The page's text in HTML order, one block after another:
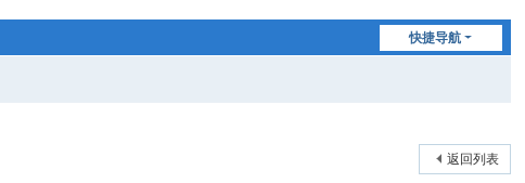
快捷导航
返回列表